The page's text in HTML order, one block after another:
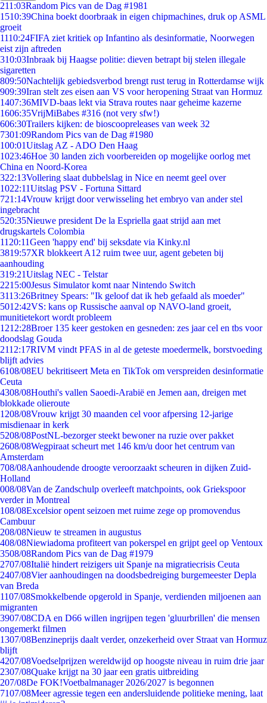
211:03Random Pics van de Dag #1981
1510:39China boekt doorbraak in eigen chipmachines, druk op ASML
groeit
1110:24FIFA ziet kritiek op Infantino als desinformatie, Noorwegen
eist zijn aftreden
310:03Inbraak bij Haagse politie: dieven betrapt bij stelen illegale
sigaretten
809:50Nachtelijk gebiedsverbod brengt rust terug in Rotterdamse wijk
909:39Iran stelt zes eisen aan VS voor heropening Straat van Hormuz
1407:36MIVD-baas lekt via Strava routes naar geheime kazerne
1606:35VrijMiBabes #316 (not very sfw!)
606:30Trailers kijken: de bioscoopreleases van week 32
7301:09Random Pics van de Dag #1980
100:01Uitslag AZ - ADO Den Haag
1023:46Hoe 30 landen zich voorbereiden op mogelijke oorlog met
China en Noord-Korea
322:13Vollering slaat dubbelslag in Nice en neemt geel over
1022:11Uitslag PSV - Fortuna Sittard
721:14Vrouw krijgt door verwisseling het embryo van ander stel
ingebracht
520:35Nieuwe president De la Espriella gaat strijd aan met
drugskartels Colombia
11 20:11Geen 'happy end' bij seksdate via Kinky.nl
3819:57XR blokkeert A12 ruim twee uur, agent gebeten bij
aanhouding
319:21Uitslag NEC - Telstar
2215:00Jesus Simulator komt naar Nintendo Switch
3113:26Britney Spears: "Ik geloof dat ik heb gefaald als moeder"
5012:42VS: kans op Russische aanval op NAVO-land groeit,
munitietekort wordt probleem
1212:28Broer 135 keer gestoken en gesneden: zes jaar cel en tbs voor
doodslag Gouda
2112:17RIVM vindt PFAS in al de geteste moedermelk, borstvoeding
blijft advies
6108/08EU bekritiseert Meta en TikTok om verspreiden desinformatie
Ceuta
4308/08Houthi's vallen Saoedi-Arabië en Jemen aan, dreigen met
blokkade olieroute
1208/08Vrouw krijgt 30 maanden cel voor afpersing 12-jarige
misdienaar in kerk
5208/08PostNL-bezorger steekt bewoner na ruzie over pakket
2608/08Wegpiraat scheurt met 146 km/u door het centrum van
Amsterdam
708/08Aanhoudende droogte veroorzaakt scheuren in dijken Zuid-
Holland
008/08Van de Zandschulp overleeft matchpoints, ook Griekspoor
verder in Montreal
108/08Excelsior opent seizoen met ruime zege op promovendus
Cambuur
208/08Nieuw te streamen in augustus
408/08Niewiadoma profiteert van pokerspel en grijpt geel op Ventoux
3508/08Random Pics van de Dag #1979
2707/08Italië hindert reizigers uit Spanje na migratiecrisis Ceuta
2407/08Vier aanhoudingen na doodsbedreiging burgemeester Depla
van Breda
1107/08Smokkelbende opgerold in Spanje, verdienden miljoenen aan
migranten
3907/08CDA en D66 willen ingrijpen tegen 'gluurbrillen' die mensen
ongemerkt filmen
1307/08Benzineprijs daalt verder, onzekerheid over Straat van Hormuz
blijft
4207/08Voedselprijzen wereldwijd op hoogste niveau in ruim drie jaar
2307/08Quake krijgt na 30 jaar een gratis uitbreiding
207/08De FOK!Voetbalmanager 2026/2027 is begonnen
7107/08Meer agressie tegen een andersluidende politieke mening, laat